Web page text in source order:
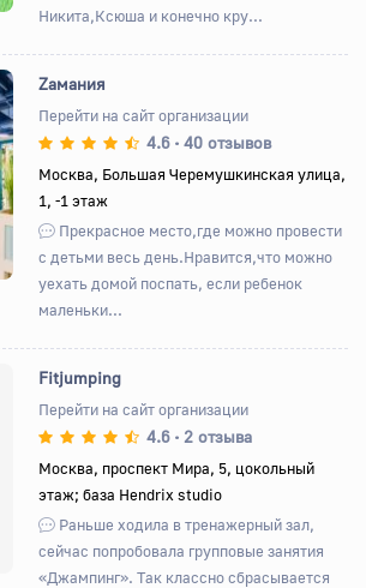
Никита,Ксюша и конечно кру...
Вперед
Zамания
Перейти на сайт организации
4.6 • 40 отзывов
Москва, Большая Черемушкинская улица,
1, -1 этаж
Прекрасное место,где можно провести
с детьми весь день.Нравится,что можно
уехать домой поспать, если ребенок
маленьки...
Fitjumping
Перейти на сайт организации
4.6 • 2 отзыва
Москва, проспект Мира, 5, цокольный
этаж; база Hendrix studio
Раньше ходила в тренажерный зал,
сейчас попробовала групповые занятия
«Джампинг». Так классно сбрасывается